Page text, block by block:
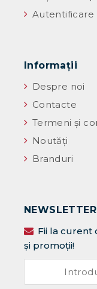
Autentificare
Informaţii
Despre noi
Contacte
Termeni și
Noutăţi
Branduri
NEWSLETTER
Fii la curent
și promoții!